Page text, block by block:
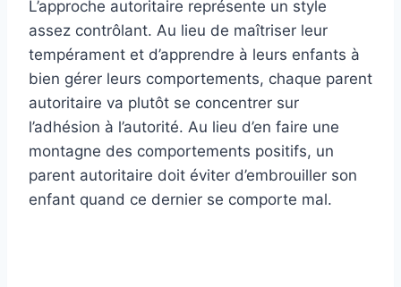
L’approche autoritaire représente un style
assez contrôlant. Au lieu de maîtriser leur
tempérament et d’apprendre à leurs enfants à
bien gérer leurs comportements, chaque parent
autoritaire va plutôt se concentrer sur
l’adhésion à l’autorité. Au lieu d’en faire une
montagne des comportements positifs, un
parent autoritaire doit éviter d’embrouiller son
enfant quand ce dernier se comporte mal.